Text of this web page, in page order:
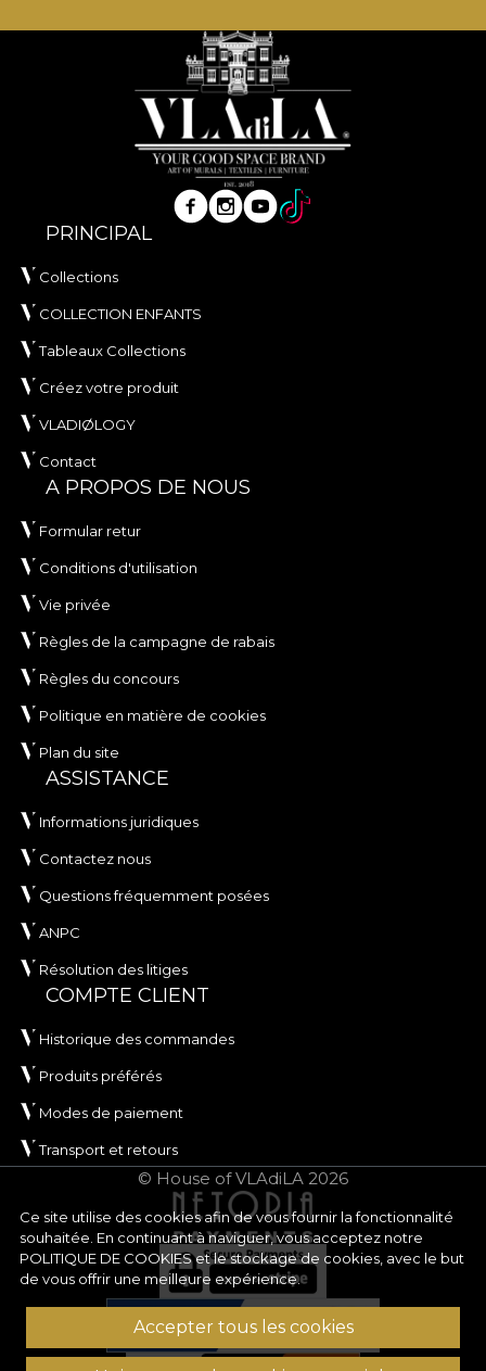
Ce site utilise des cookies afin de vous fournir la fonctionnalité
souhaitée. En continuant à naviguer, vous acceptez notre
POLITIQUE DE COOKIESet le stockage de cookies, avec le but
de vous offrir une meilleure expérience.
Accepter tous les cookies
PRINCIPAL
Collections
COLLECTION ENFANTS
Tableaux Collections
Créez votre produit
VLADIØLOGY
Contact
A PROPOS DE NOUS
Formular retur
Conditions d'utilisation
Vie privée
Règles de la campagne de rabais
Règles du concours
Politique en matière de cookies
Plan du site
ASSISTANCE
Informations juridiques
Contactez nous
Questions fréquemment posées
ANPC
Résolution des litiges
COMPTE CLIENT
Historique des commandes
Produits préférés
Modes de paiement
Transport et retours
© House of VLAdiLA 2026